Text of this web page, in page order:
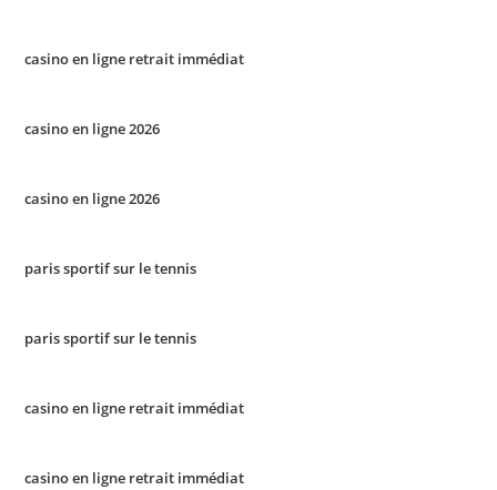
casino en ligne retrait immédiat
casino en ligne 2026
casino en ligne 2026
paris sportif sur le tennis
paris sportif sur le tennis
casino en ligne retrait immédiat
casino en ligne retrait immédiat